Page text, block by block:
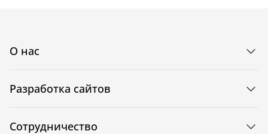
О нас
Разработка сайтов
Сотрудничество